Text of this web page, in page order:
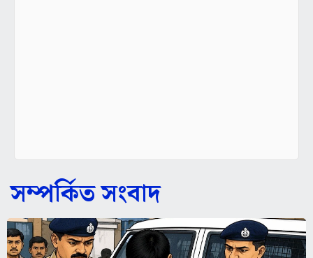
সম্পর্কিত সংবাদ